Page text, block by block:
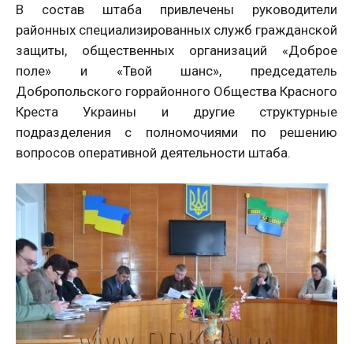
В состав штаба привлечены руководители
районных специализированных служб гражданской
защиты, общественных организаций «Доброе
поле» и «Твой шанс», председатель
Добропольского горрайонного Общества Красного
Креста Украины и другие структурные
подразделения с полномочиями по решению
вопросов оперативной деятельности штаба.